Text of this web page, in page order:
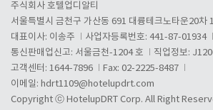
주식회사 호텔업디알티
서울특별시 금천구 가산동 691 대륭테크노타운20차
대표이사: 이송주
사업자등록번호: 441-87-01934
통신판매업신고: 서울금천-1204 호
직업정보:
고객센터: 1644-7896
Fax: 02-2225-8487
이메일: hdrt1109@hotelupdrt.com
Copyright ⓒ HotelupDRT Corp. All Right